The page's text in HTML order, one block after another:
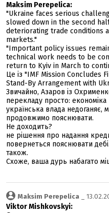
Maksim Perepelica:
"Ukraine faces serious
slowed down in the second
deteriorating trade conditions
markets."
"Important policy issues
technical work needs to be
return to Kyiv in March to
Це із "IMF Mission Concludes
Stand-By Arrangement with
Звичайно, Азаров із
перекладу просто:
українська влада недоганяє,
продовжимо пояснювати.
Не доходить?
не рішення про надання
повернеться пояснювати
також.
Схоже, ваша дурь набагато
Maksim Perepelica _
Viktor Mishkovskyi: